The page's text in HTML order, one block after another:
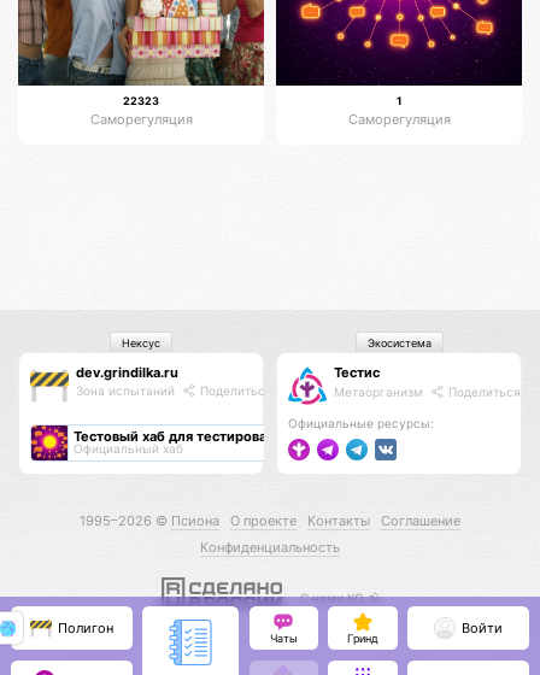
22323
Саморегуляция
1
Саморегуляция
dev.grindilka.ru
Зона испытаний Поделиться
Тестовый хаб для тестирования хабов
Официальный хаб
Нексус
Тестис
Метаорганизм Поделиться
Официальные ресурсы:
Экосистема
1995–2026 © Псиона О проекте Контакты
Соглашение
Конфиденциальность
С нами КО 🕉️
Полигон
Чаты Гринд
Войти